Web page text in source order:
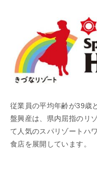
従業員の平均年齢が39歳
盤興産は、県内屈指のリ
て人気のスパリゾートハ
食店を展開しています。